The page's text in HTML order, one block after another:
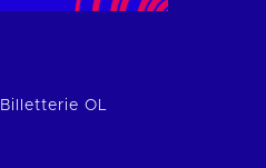
Billetterie OL